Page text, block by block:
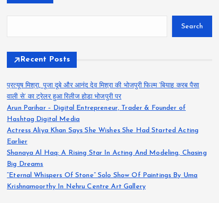
Search
Recent Posts
प्रत्यूष मिश्रा, पूजा दूबे और आनंद देव मिश्रा की भोजपुरी फिल्म ‘बियाह करब पैसा
वाली से’ का ट्रेलर हुआ रिलीज होडा भोजपुरी पर
Arun Parihar – Digital Entrepreneur, Trader & Founder of
Hashtag Digital Media
Actress Aliya Khan Says She Wishes She Had Started Acting
Earlier
Shanaya Al Haq: A Rising Star In Acting And Modeling, Chasing
Big Dreams
“Eternal Whispers Of Stone” Solo Show Of Paintings By Uma
Krishnamoorthy In Nehru Centre Art Gallery